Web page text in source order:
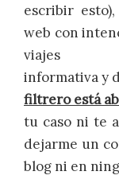
escribir
web con
informativa y
filtrero está
tu caso ni te
dejarme un
blog ni en